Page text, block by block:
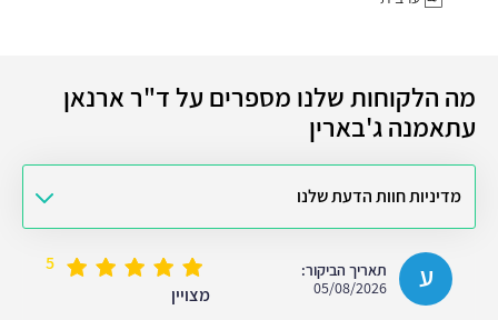
מה הלקוחות שלנו מספרים על ד"ר ארנאן
עתאמנה ג'בארין
ע
תאריך הביקור:
05/08/2026
5
מצויין
מדיניות חוות הדעת שלנו